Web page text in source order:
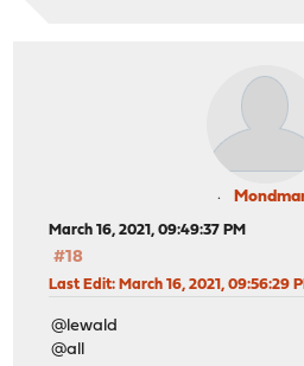
March 16, 2021, 09:49:37 PM
#18
Last Edit: March 16, 2021, 09:56:29
@lewald
@all